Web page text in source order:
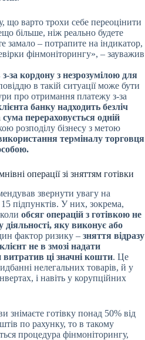
що варто трохи себе переоцінити
більше, ніж реально будете
замало – потрапите на індикатор,
фінмоніторингу», – зауважив
за кордону з незрозумілою для
в такій ситуації може бути
про отримання платежу з-за
банку надходить безліч
перераховується одній
розподілу бізнесу з метою
терміналу торговця
операції зі зняттям готівки
звернути увагу на
підпунктів. У них, зокрема,
обсяг операцій з готівкою не
діяльності, яку виконує або
фактор ризику – зняття відразу
не в змозі надати
ці значні кошти. Це
нелегальних товарів, й у
і навіть у корупційних
знімаєте готівку понад 50% від
по рахунку, то в такому
процедура фінмоніторингу,